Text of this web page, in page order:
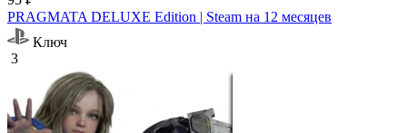
PRAGMATA DELUXE Edition | Steam на 12 месяцев
Ключ
3